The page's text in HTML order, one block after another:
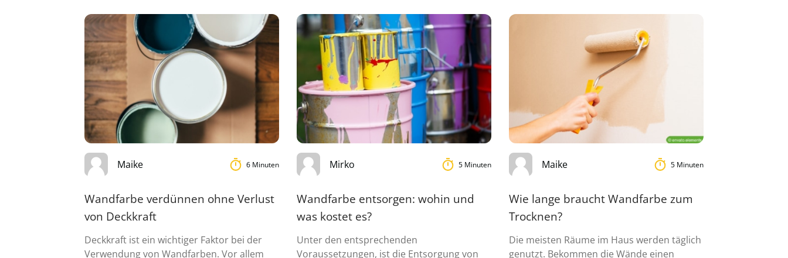
Maike 6 Minuten
Wandfarbe verdünnen ohne Verlust
von Deckkraft
Deckkraft ist ein wichtiger Faktor bei der
Verwendung von Wandfarben. Vor allem
Mirko 5 Minuten
Wandfarbe entsorgen: wohin und
was kostet es?
Unter den entsprechenden
Voraussetzungen, ist die Entsorgung von
Maike 5 Minuten
Wie lange braucht Wandfarbe zum
Trocknen?
Die meisten Räume im Haus werden täglich
genutzt. Bekommen die Wände einen